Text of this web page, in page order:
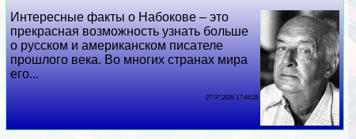
Интересные факты о Набокове – это
прекрасная возможность узнать больше
о русском и американском писателе
прошлого века. Во многих странах мира
его...
27 07 2026 17:44:28